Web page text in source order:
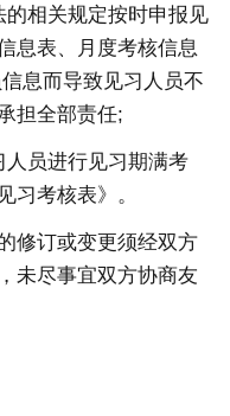
相关规定按时申报见
息表、月度考核信息
息而导致见习人员不
担全部责任;
员进行见习期满考
习考核表》。
修订或变更须经双方
未尽事宜双方协商友